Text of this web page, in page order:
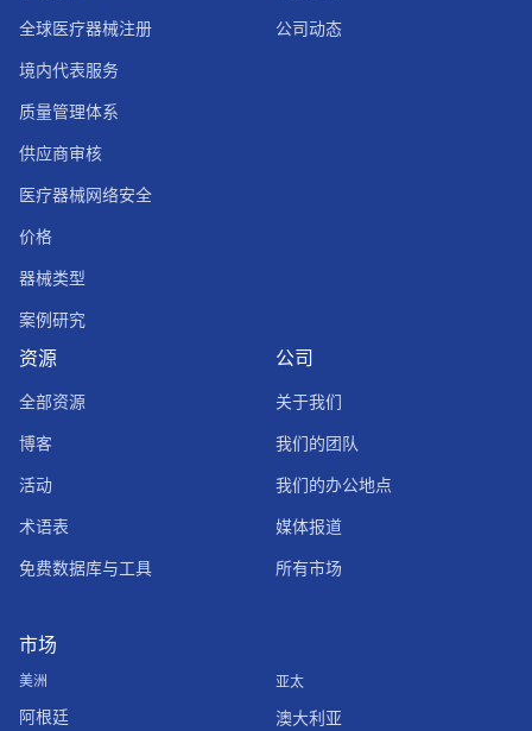
公司动态
全球医疗器械注册
境内代表服务
质量管理体系
供应商审核
医疗器械网络安全
价格
器械类型
案例研究
资源
全部资源
博客
活动
术语表
免费数据库与工具
公司
关于我们
我们的团队
我们的办公地点
媒体报道
所有市场
市场
美洲
阿根廷
亚太
澳大利亚